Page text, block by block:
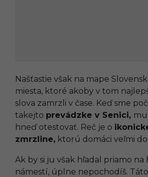
Našťastie však na mape
miesta, ktoré akoby v tom
slova zamrzli v čase. Keď sme
takejto prevádzke v Senici,
hneď otestovať. Reč je o
zmrzline, ktorú domáci veľmi
Ak by si ju však hľadal priamo na
námestí, úplne nepochodíš.